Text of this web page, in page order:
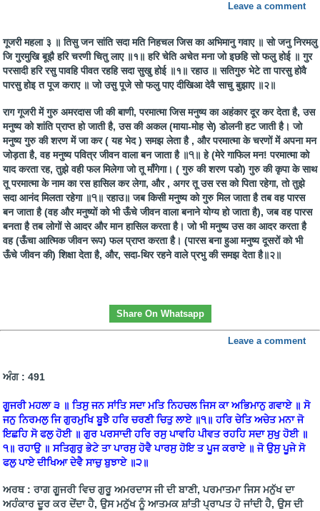
Leave a comment
गूजरी महला ३ ॥ तिसु जन सांति सदा मति निहचल जिस का अभिमानु गवाए ॥ सो जनु निरमलु
जि गुरमुखि बूझै हरि चरणी चितु लाए ॥१॥ हरि चेति अचेत मना जो इछहि सो फलु होई ॥ गुर
परसादी हरि रसु पावहि पीवत रहहि सदा सुखु होई ॥१॥ रहाउ ॥ सतिगुरु भेटे ता पारसु होवै
पारसु होइ त पूज कराए ॥ जो उसु पूजे सो फलु पाए दीखिआ देवै साचु बुझाए ॥२॥
राग गूजरी में गुरु अमरदास जी की बाणी, परमात्मा जिस मनुष्य का अहंकार दूर कर देता है, उस
मनुष्य को शांति प्राप्त हो जाती है, उस की अकल (माया-मोह से) डोलनी हट जाती है। जो
मनुष्य गुरु की शरण में जा कर ( यह भेद ) समझ लेता है , और परमात्मा के चरणों में अपना मन
जोड़ता है, वह मनुष्य पवित्र जीवन वाला बन जाता है ॥੧॥ हे (मेरे गाफिल मन! परमात्मा को
याद करता रह, तुझे वही फल मिलेगा जो तू माँगेगा। ( गुरु की शरण पडो) गुरु की कृपा के साथ
तू परमात्मा के नाम का रस हासिल कर लेगा, और , अगर तू उस रस को पिता रहेगा, तो तुझे
सदा आनंद मिलता रहेगा ॥੧॥ रहाउ॥ जब किसी मनुष्य को गुरु मिल जाता है तब वह पारस
बन जाता है (वह और मनुष्यों को भी ऊँचे जीवन वाला बनाने योग्य हो जाता है), जब वह पारस
बनता है तब लोगों से आदर और मान हासिल करता है। जो भी मनुष्य उस का आदर करता है
वह (ऊँचा आत्मिक जीवन रूप) फल प्राप्त करता है। (पारस बना हुआ मनुष्य दूसरों को भी
ऊँचे जीवन की) शिक्षा देता है, और, सदा-थिर रहने वाले प्रभु की समझ देता है॥२॥
Share On Whatsapp
Leave a comment
ਅੰਗ : 491
ਗੂਜਰੀ ਮਹਲਾ ੩ ॥ ਤਿਸੁ ਜਨ ਸਾਂਤਿ ਸਦਾ ਮਤਿ ਨਿਹਚਲ ਜਿਸ ਕਾ ਅਭਿਮਾਨੁ ਗਵਾਏ ॥ ਸੋ
ਜਨੁ ਨਿਰਮਲੁ ਜਿ ਗੁਰਮੁਖਿ ਬੂਝੈ ਹਰਿ ਚਰਣੀ ਚਿਤੁ ਲਾਏ ॥੧॥ ਹਰਿ ਚੇਤਿ ਅਚੇਤ ਮਨਾ ਜੋ
ਇਛਹਿ ਸੋ ਫਲੁ ਹੋਈ ॥ ਗੁਰ ਪਰਸਾਦੀ ਹਰਿ ਰਸੁ ਪਾਵਹਿ ਪੀਵਤ ਰਹਹਿ ਸਦਾ ਸੁਖੁ ਹੋਈ ॥
੧॥ ਰਹਾਉ ॥ ਸਤਿਗੁਰੁ ਭੇਟੇ ਤਾ ਪਾਰਸੁ ਹੋਵੈ ਪਾਰਸੁ ਹੋਇ ਤ ਪੂਜ ਕਰਾਏ ॥ ਜੋ ਉਸੁ ਪੂਜੇ ਸੋ
ਫਲੁ ਪਾਏ ਦੀਖਿਆ ਦੇਵੈ ਸਾਚੁ ਬੁਝਾਏ ॥੨॥
ਅਰਥ : ਰਾਗ ਗੂਜਰੀ ਵਿਚ ਗੁਰੂ ਅਮਰਦਾਸ ਜੀ ਦੀ ਬਾਣੀ, ਪਰਮਾਤਮਾ ਜਿਸ ਮਨੁੱਖ ਦਾ
ਅਹੰਕਾਰ ਦੂਰ ਕਰ ਦੇਂਦਾ ਹੈ, ਉਸ ਮਨੁੱਖ ਨੂੰ ਆਤਮਕ ਸ਼ਾਂਤੀ ਪ੍ਰਾਪਤ ਹੋ ਜਾਂਦੀ ਹੈ, ਉਸ ਦੀ